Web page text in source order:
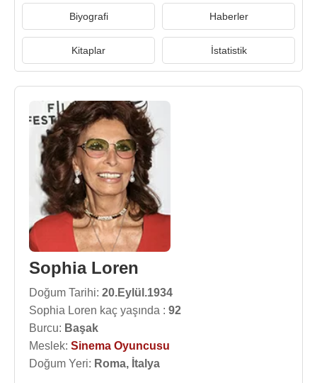
Biyografi Haberler
Kitaplar İstatistik
Sophia Loren
Doğum Tarihi: 20.Eylül.1934
Sophia Loren kaç yaşında : 92
Burcu: Başak
Meslek: Sinema Oyuncusu
Doğum Yeri: Roma, İtalya